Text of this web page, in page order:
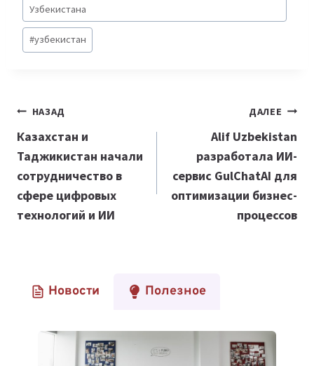
Узбекистана
#узбекистан
Навигация
по
записям
НАЗАД
Казахстан и
Таджикистан начали
сотрудничество в
сфере цифровых
технологий и ИИ
ДАЛЕЕ
Alif Uzbekistan
разработала ИИ-
сервис GulChatAI для
оптимизации бизнес-
процессов
Новости Полезное